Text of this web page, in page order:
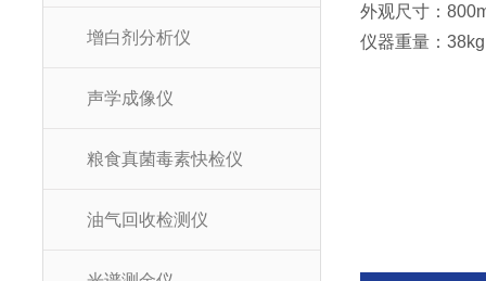
增白剂分析仪
声学成像仪
粮食真菌毒素快检仪
油气回收检测仪
外观尺寸：
仪器重量：